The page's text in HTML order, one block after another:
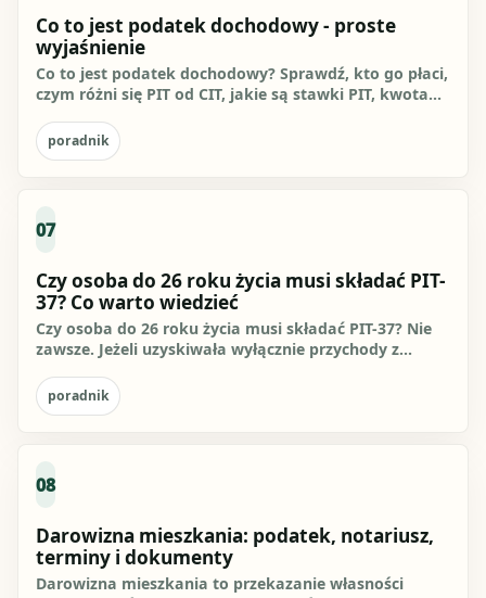
Co to jest podatek dochodowy - proste
wyjaśnienie
Co to jest podatek dochodowy? Sprawdź, kto go płaci,
czym różni się PIT od CIT, jakie są stawki PIT, kwota
poradnik
07
Czy osoba do 26 roku życia musi składać PIT-
37? Co warto wiedzieć
Czy osoba do 26 roku życia musi składać PIT-37? Nie
zawsze. Jeżeli uzyskiwała wyłącznie przychody z
poradnik
08
Darowizna mieszkania: podatek, notariusz,
terminy i dokumenty
Darowizna mieszkania to przekazanie własności